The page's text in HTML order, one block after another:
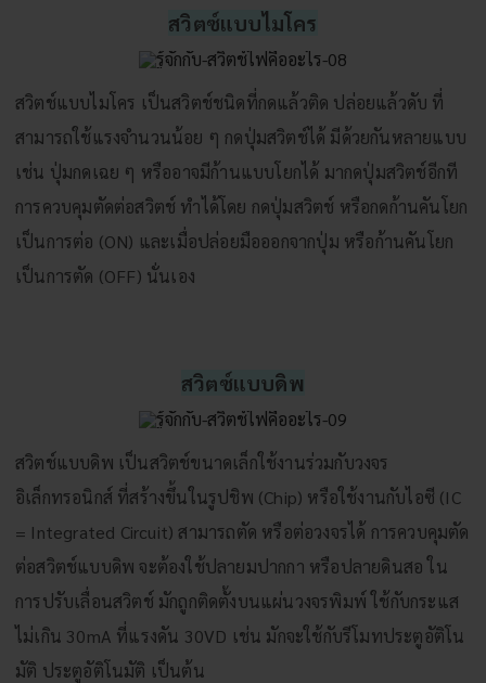
สวิตซ์แบบไมโคร
สวิตช์แบบไมโคร เป็นสวิตช์ชนิดที่กดแล้วติด ปล่อยแล้วดับ ที่
สามารถใช้แรงจำนวนน้อย ๆ กดปุ่มสวิตช์ได้ มีด้วยกันหลายแบบ
เช่น ปุ่มกดเฉย ๆ หรืออาจมีก้านแบบโยกได้ มากดปุ่มสวิตช์อีกที
การควบคุมตัดต่อสวิตช์ ทำได้โดย กดปุ่มสวิตช์ หรือกดก้านคันโยก
เป็นการต่อ (ON) และเมื่อปล่อยมือออกจากปุ่ม หรือก้านคันโยก
เป็นการตัด (OFF) นั่นเอง
สวิตซ์แบบดิพ
สวิตช์แบบดิพ เป็นสวิตช์ขนาดเล็กใช้งานร่วมกับวงจร
อิเล็กทรอนิกส์ ที่สร้างขึ้นในรูปชิพ (Chip) หรือใช้งานกับไอซี (IC
= Integrated Circuit) สามารถตัด หรือต่อวงจรได้ การควบคุมตัด
ต่อสวิตช์แบบดิพ จะต้องใช้ปลายมปากกา หรือปลายดินสอ ใน
การปรับเลื่อนสวิตช์ มักถูกติดตั้งบนแผ่นวงจรพิมพ์ ใช้กับกระแส
ไม่เกิน 30mA ที่แรงดัน 30VD เช่น มักจะใช้กับรีโมทประตูอัติโน
มัติ ประตูอัติโนมัติ เป็นต้น